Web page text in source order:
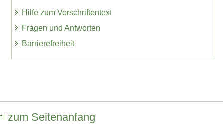
Hilfe zum Vorschriftentext
Fragen und Antworten
Barrierefreiheit
zum Seitenanfang